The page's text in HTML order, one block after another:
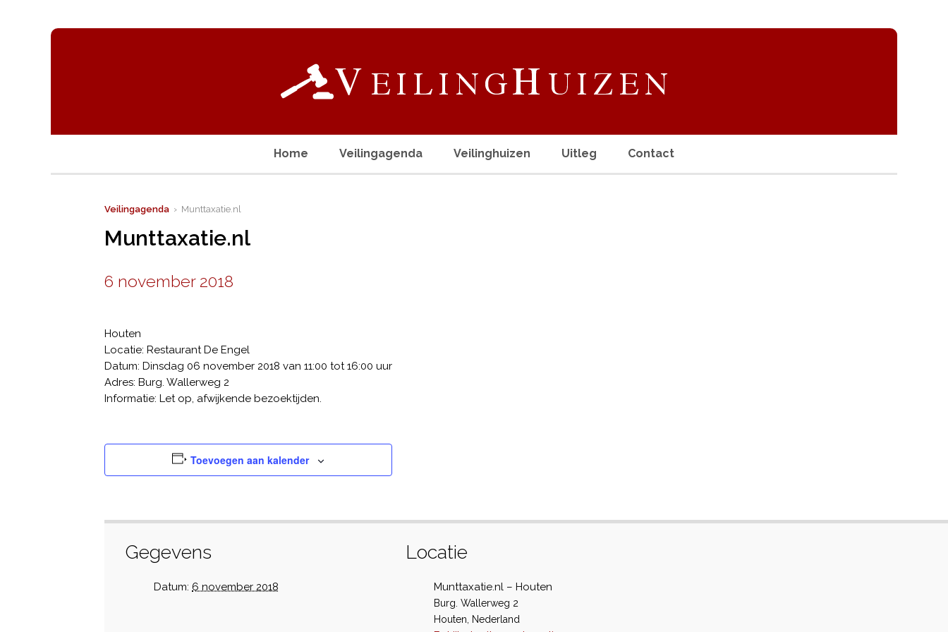
Home Veilingagenda Veilinghuizen Uitleg Contact
Veilingagenda › Munttaxatie.nl
Munttaxatie.nl
6 november 2018
Houten
Locatie: Restaurant De Engel
Datum: Dinsdag 06 november 2018 van 11:00 tot 16:00 uur
Adres: Burg. Wallerweg 2
Informatie: Let op, afwijkende bezoektijden.
Toevoegen aan kalender
Gegevens
Datum: 6 november 2018
Locatie
Munttaxatie.nl – Houten
Burg. Wallerweg 2
Houten
Nederland